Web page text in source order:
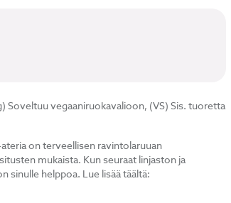
Soveltuu vegaaniruokavalioon, (VS) Sis. tuoretta
on terveellisen ravintolaruuan
mukaista. Kun seuraat linjaston ja
sinulle helppoa. Lue lisää täältä: